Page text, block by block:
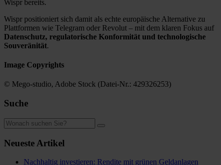
Wispr bereits.
Wispr positioniert sich damit als echte europäische Alternative zu
Plattformen wie Telegram oder Revolut – mit dem klaren Fokus auf
Datenschutz, regulatorische Konformität und technologische
Souveränität.
Image Copyrights
© Mego-studio, Adobe Stock (Datei-Nr.: 429326253)
Suche
Neueste Artikel
Nachhaltig investieren: Rendite mit grünen Geldanlagen